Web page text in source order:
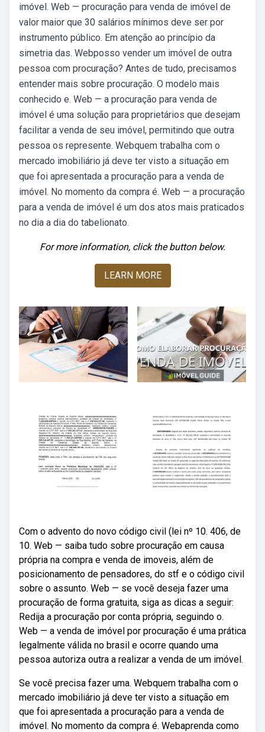
imóvel. Web — procuração para venda de imóvel de
valor maior que 30 salários mínimos deve ser por
instrumento público. Em atenção ao princípio da
simetria das. Webposso vender um imóvel de outra
pessoa com procuração? Antes de tudo, precisamos
entender mais sobre procuração. O modelo mais
conhecido e. Web — a procuração para venda de
imóvel é uma solução para proprietários que desejam
facilitar a venda de seu imóvel, permitindo que outra
pessoa os represente. Webquem trabalha com o
mercado imobiliário já deve ter visto a situação em
que foi apresentada a procuração para a venda de
imóvel. No momento da compra é. Web — a procuração
para a venda de imóvel é um dos atos mais praticados
no dia a dia do tabelionato.
For more information, click the button below.
LEARN MORE
Com o advento do novo código civil (lei nº 10. 406, de
10. Web — saiba tudo sobre procuração em causa
própria na compra e venda de imoveis, além de
posicionamento de pensadores, do stf e o código civil
sobre o assunto. Web — se você deseja fazer uma
procuração de forma gratuita, siga as dicas a seguir:
Redija a procuração por conta própria, seguindo o.
Web — a venda de imóvel por procuração é uma prática
legalmente válida no brasil e ocorre quando uma
pessoa autoriza outra a realizar a venda de um imóvel.
Se você precisa fazer uma. Webquem trabalha com o
mercado imobiliário já deve ter visto a situação em
que foi apresentada a procuração para a venda de
imóvel. No momento da compra é. Webaprenda como